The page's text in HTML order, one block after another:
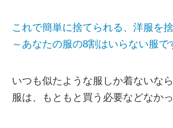
これで簡単に捨てられる、洋服を
～あなたの服の8割はいらない服で
いつも似たような服しか着ないな
服は、もともと買う必要などなかっ